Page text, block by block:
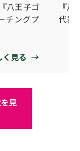
八王子ゴ
チングプ
く見る →
『
代表
見